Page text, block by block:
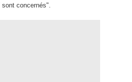
concernés".